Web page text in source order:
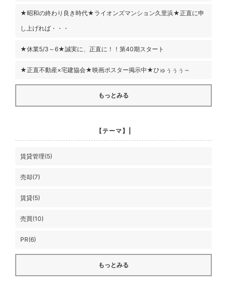
★昭和の終わり良き時代★ライオンズマンション久里浜★正直に申
し上げれば・・・
★休業5/3～6★誠実に、正直に！！第40期スタート
★正直不動産×宅建協会★映画ポスター掲示中★ひゅぅぅぅ～
もっとみる
【テーマ】|
賃貸管理(5)
売却(7)
賃貸(5)
売買(10)
PR(6)
もっとみる